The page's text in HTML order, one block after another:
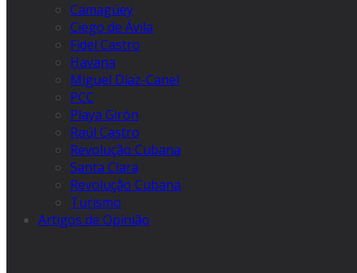
Camagüey
Ciego de Ávila
Fidel Castro
Havana
Miguel Díaz-Canel
PCC
Playa Girón
Raúl Castro
Revolução Cubana
Santa Clara
Revolução Cubana
Turismo
Artigos de Opinião